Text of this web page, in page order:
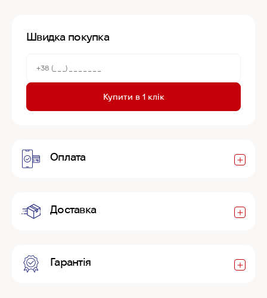
Швидка покупка
Купити в 1 клік
Оплата
Доставка
Гарантія